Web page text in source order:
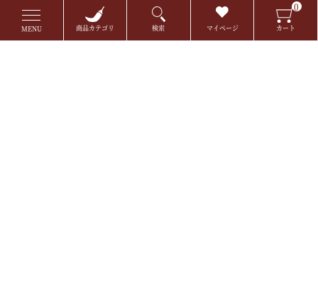
MENU 商品カテゴリ 検索 マイページ
0
カート